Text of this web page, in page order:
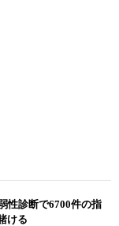
性診断で6700件の指
ける